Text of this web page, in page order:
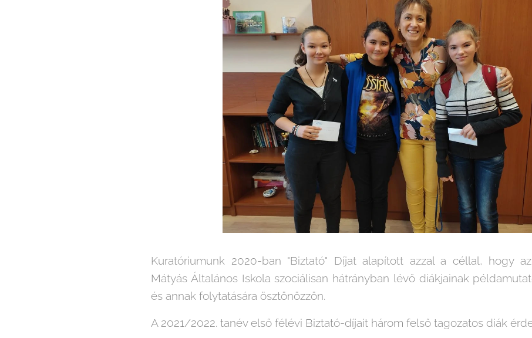
Kuratóriumunk 2020-ban "Biztató" Díjat alapított azzal a céllal, hogy
Mátyás Általános Iskola szociálisan hátrányban lévő diákjainak
és annak folytatására ösztönözzön.
A 2021/2022. tanév első félévi Biztató-díjait három felső tagozatos diák